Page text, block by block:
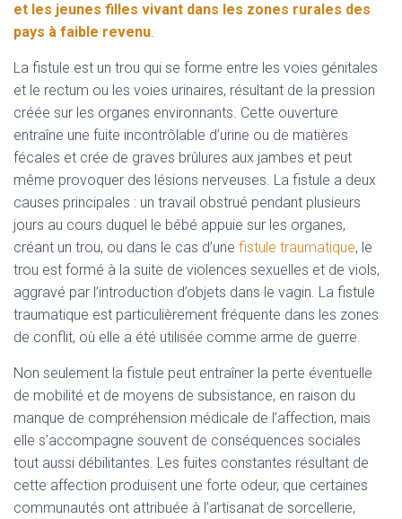
et les jeunes filles vivant dans les zones rurales des
pays à faible revenu.
La fistule est un trou qui se forme entre les voies génitales
et le rectum ou les voies urinaires, résultant de la pression
créée sur les organes environnants. Cette ouverture
entraîne une fuite incontrôlable d’urine ou de matières
fécales et crée de graves brûlures aux jambes et peut
même provoquer des lésions nerveuses. La fistule a deux
causes principales : un travail obstrué pendant plusieurs
jours au cours duquel le bébé appuie sur les organes,
créant un trou, ou dans le cas d’une fistule traumatique, le
trou est formé à la suite de violences sexuelles et de viols,
aggravé par l’introduction d’objets dans le vagin. La fistule
traumatique est particulièrement fréquente dans les zones
de conflit, où elle a été utilisée comme arme de guerre.
Non seulement la fistule peut entraîner la perte éventuelle
de mobilité et de moyens de subsistance, en raison du
manque de compréhension médicale de l’affection, mais
elle s’accompagne souvent de conséquences sociales
tout aussi débilitantes. Les fuites constantes résultant de
cette affection produisent une forte odeur, que certaines
communautés ont attribuée à l’artisanat de sorcellerie,